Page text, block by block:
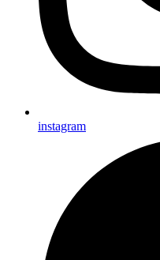
instagram